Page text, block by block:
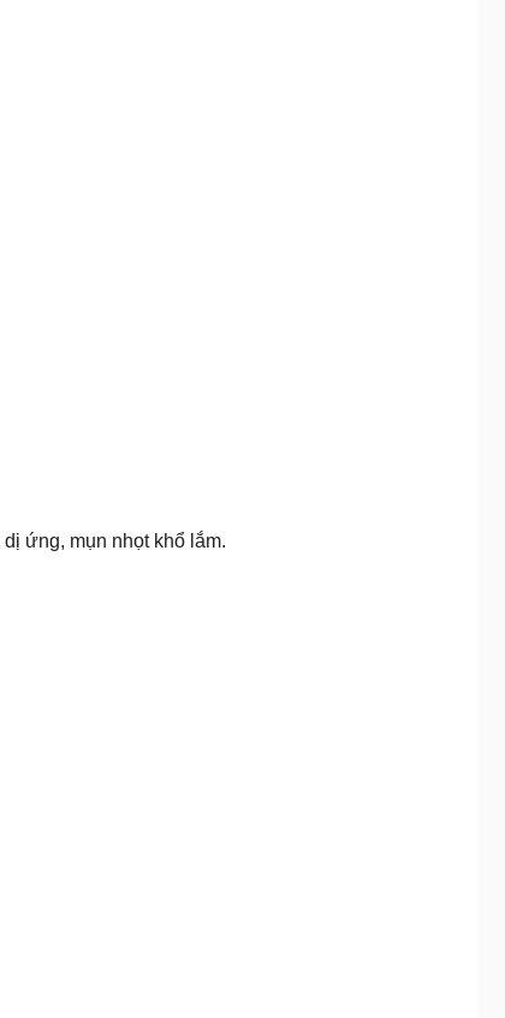
ứng, mụn nhọt khổ lắm.